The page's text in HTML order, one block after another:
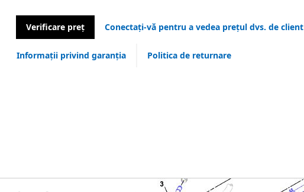
Verificare preț Conectați-vă pentru a vedea prețul dvs. de client
Informații privind garanția Politica de returnare